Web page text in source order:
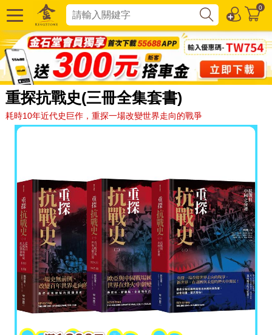
0
重探抗戰史(三冊全集套書)
耗時10年近代史巨作，重探一場改變世界走向的戰爭